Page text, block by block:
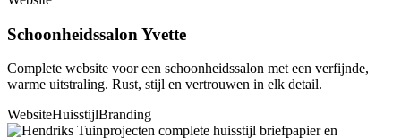
Schoonheidssalon Yvette
Complete website voor een schoonheidssalon met een verfijnde,
warme uitstraling. Rust, stijl en vertrouwen in elk detail.
WebsiteHuisstijlBranding